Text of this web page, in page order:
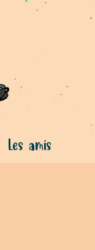
Les amis